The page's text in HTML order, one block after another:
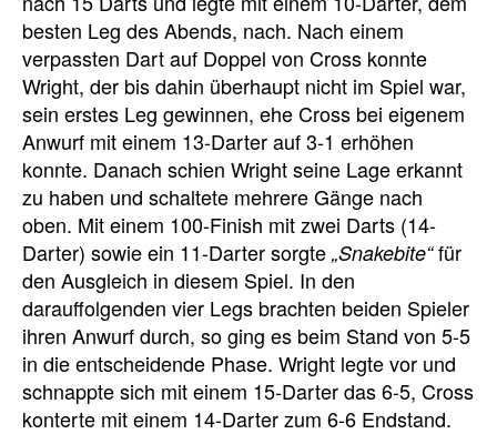
besten Leg des Abends, nach. Nach einem
verpassten Dart auf Doppel von Cross konnte
Wright, der bis dahin überhaupt nicht im Spiel war,
sein erstes Leg gewinnen, ehe Cross bei eigenem
Anwurf mit einem 13-Darter auf 3-1 erhöhen
konnte. Danach schien Wright seine Lage erkannt
zu haben und schaltete mehrere Gänge nach
oben. Mit einem 100-Finish mit zwei Darts (14-
Darter) sowie ein 11-Darter sorgte „Snakebite“für
den Ausgleich in diesem Spiel. In den
darauffolgenden vier Legs brachten beiden Spieler
ihren Anwurf durch, so ging es beim Stand von 5-5
in die entscheidende Phase. Wright legte vor und
schnappte sich mit einem 15-Darter das 6-5, Cross
konterte mit einem 14-Darter zum 6-6 Endstand.